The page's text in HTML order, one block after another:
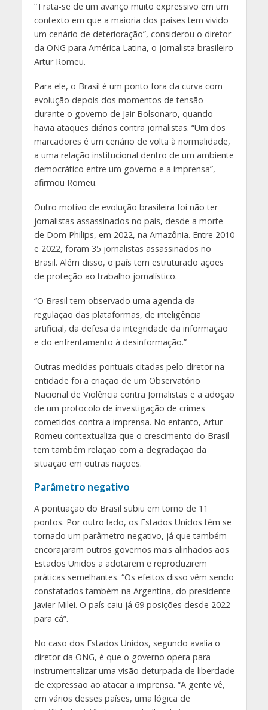
“Trata-se de um avanço muito expressivo em um
contexto em que a maioria dos países tem vivido
um cenário de deterioração”, considerou o diretor
da ONG para América Latina, o jornalista brasileiro
Artur Romeu.
Para ele, o Brasil é um ponto fora da curva com
evolução depois dos momentos de tensão
durante o governo de Jair Bolsonaro, quando
havia ataques diários contra jornalistas. “Um dos
marcadores é um cenário de volta à normalidade,
a uma relação institucional dentro de um ambiente
democrático entre um governo e a imprensa”,
afirmou Romeu.
Outro motivo de evolução brasileira foi não ter
jornalistas assassinados no país, desde a morte
de Dom Philips, em 2022, na Amazônia. Entre 2010
e 2022, foram 35 jornalistas assassinados no
Brasil. Além disso, o país tem estruturado ações
de proteção ao trabalho jornalístico.
“O Brasil tem observado uma agenda da
regulação das plataformas, de inteligência
artificial, da defesa da integridade da informação
e do enfrentamento à desinformação.”
Outras medidas pontuais citadas pelo diretor na
entidade foi a criação de um Observatório
Nacional de Violência contra Jornalistas e a adoção
de um protocolo de investigação de crimes
cometidos contra a imprensa. No entanto, Artur
Romeu contextualiza que o crescimento do Brasil
tem também relação com a degradação da
situação em outras nações.
Parâmetro negativo
A pontuação do Brasil subiu em torno de 11
pontos. Por outro lado, os Estados Unidos têm se
tornado um parâmetro negativo, já que também
encorajaram outros governos mais alinhados aos
Estados Unidos a adotarem e reproduzirem
práticas semelhantes. “Os efeitos disso vêm sendo
constatados também na Argentina, do presidente
Javier Milei. O país caiu já 69 posições desde 2022
para cá”.
No caso dos Estados Unidos, segundo avalia o
diretor da ONG, é que o governo opera para
instrumentalizar uma visão deturpada de liberdade
de expressão ao atacar a imprensa. “A gente vê,
em vários desses países, uma lógica de